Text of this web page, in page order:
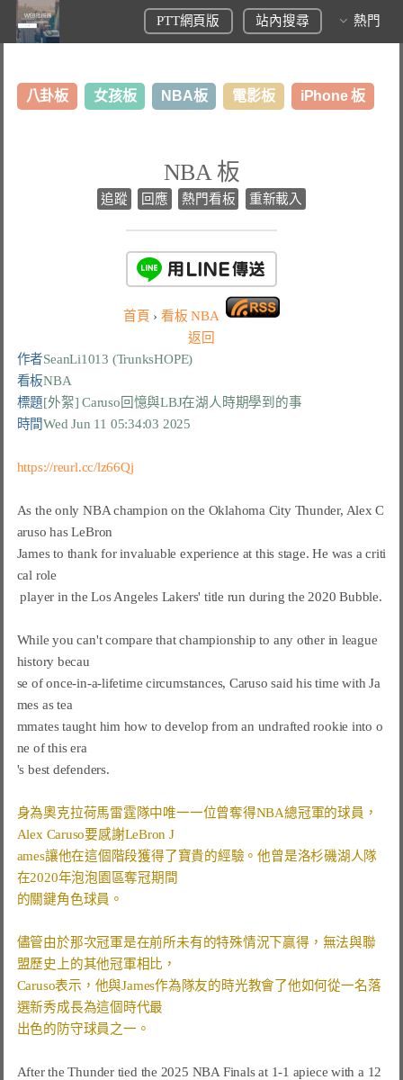
PTT網頁版 站內搜尋 熱門
八卦板 女孩板 NBA板 電影板 iPhone 板
NBA 板
追蹤 回應 熱門看板 重新載入
首頁 › 看板NBA
返回
作者SeanLi1013 (TrunksHOPE)
看板NBA
標題[外絮] Caruso回憶與LBJ在湖人時期學到的事
時間Wed Jun 11 05:34:03 2025
https://reurl.cc/lz66Qj
As the only NBA champion on the Oklahoma City Thunder, Alex C
aruso has LeBron
James to thank for invaluable experience at this stage. He was a criti
cal role
player in the Los Angeles Lakers' title run during the 2020 Bubble.
While you can't compare that championship to any other in league
history becau
se of once-in-a-lifetime circumstances, Caruso said his time with Ja
mes as tea
mmates taught him how to develop from an undrafted rookie into o
ne of this era
's best defenders.
身為奧克拉荷馬雷霆隊中唯一一位曾奪得NBA總冠軍的球員，
Alex Caruso要感謝LeBron J
ames讓他在這個階段獲得了寶貴的經驗。他曾是洛杉磯湖人隊
在2020年泡泡園區奪冠期間
的關鍵角色球員。
儘管由於那次冠軍是在前所未有的特殊情況下贏得，無法與聯
盟歷史上的其他冠軍相比，
Caruso表示，他與James作為隊友的時光教會了他如何從一名落
選新秀成長為這個時代最
出色的防守球員之一。
After the Thunder tied the 2025 NBA Finals at 1-1 apiece with a 12